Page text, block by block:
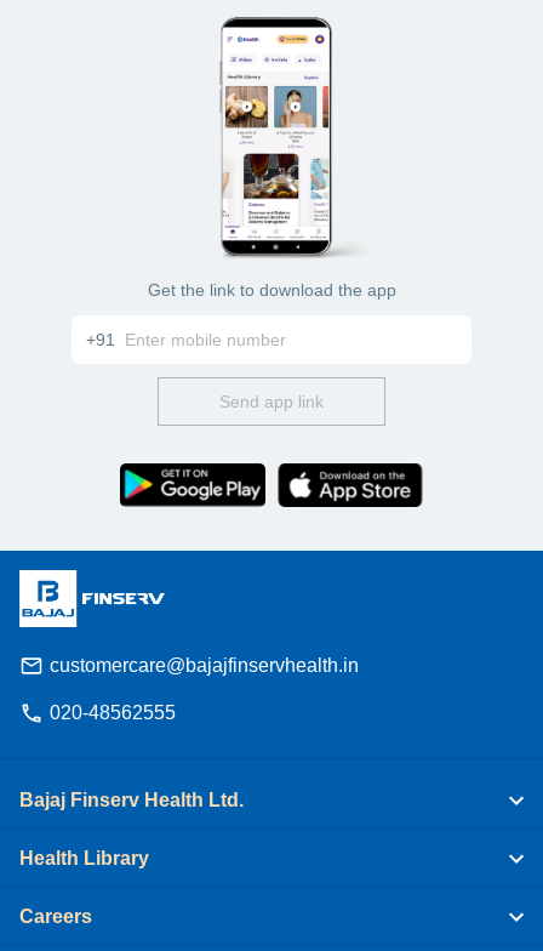
Get the link to download the app
+91
Send app link
customercare@bajajfinservhealth.in
020-48562555
Bajaj Finserv Health Ltd.
Health Library
Careers